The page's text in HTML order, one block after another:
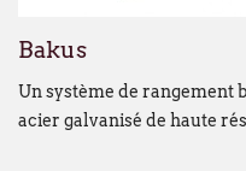
Bakus
Un système de rangement
acier galvanisé de haute